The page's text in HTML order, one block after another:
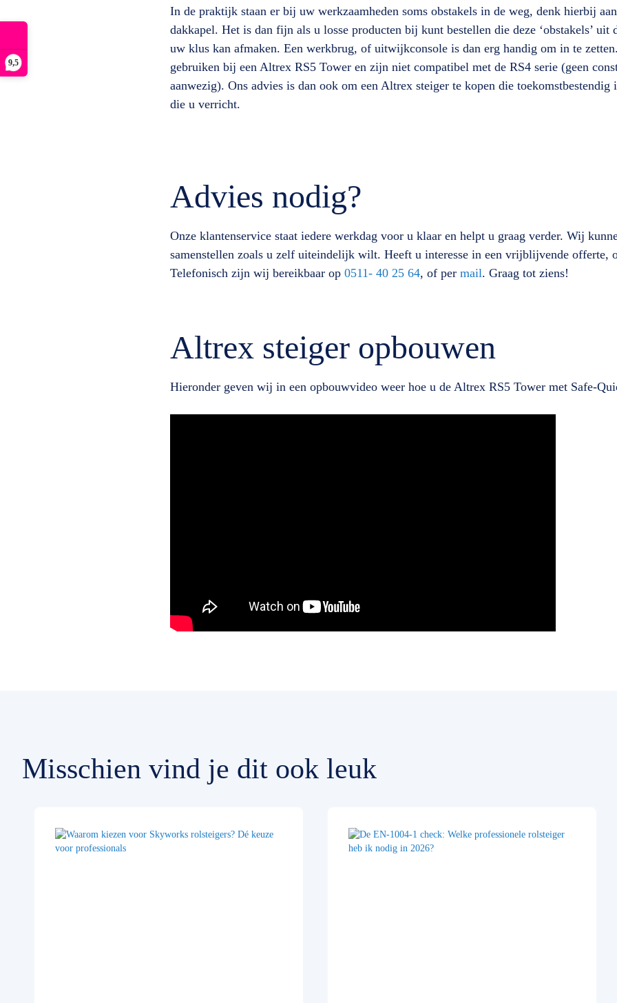
9,5
In de praktijk staan er bij uw werkzaamheden soms obstakels in de weg, denk hierbij
dakkapel. Het is dan fijn als u losse producten bij kunt bestellen die deze ‘obstakels’ uit
uw klus kan afmaken. Een werkbrug, of uitwijkconsole is dan erg handig om in te
gebruiken bij een Altrex RS5 Tower en zijn niet compatibel met de RS4 serie (geen
aanwezig). Ons advies is dan ook om een Altrex steiger te kopen die toekomstbestendig
die u verricht.
Advies nodig?
Onze klantenservice staat iedere werkdag voor u klaar en helpt u graag verder. Wij
samenstellen zoals u zelf uiteindelijk wilt. Heeft u interesse in een vrijblijvende offerte,
Telefonisch zijn wij bereikbaar op 0511- 40 25 64, of per mail. Graag tot ziens!
Altrex steiger opbouwen
Hieronder geven wij in een opbouwvideo weer hoe u de Altrex RS5 Tower met Safe-
Misschien vind je dit ook leuk